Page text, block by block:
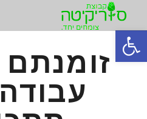
פתח סרגל נגישות
זומנתם